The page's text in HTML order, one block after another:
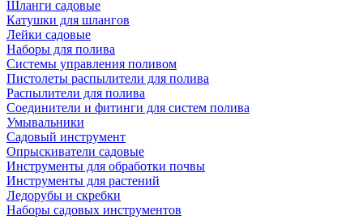
Шланги садовые
Катушки для шлангов
Лейки садовые
Наборы для полива
Системы управления поливом
Пистолеты распылители для полива
Распылители для полива
Соединители и фитинги для систем полива
Умывальники
Садовый инструмент
Опрыскиватели садовые
Инструменты для обработки почвы
Инструменты для растений
Ледорубы и скребки
Наборы садовых инструментов